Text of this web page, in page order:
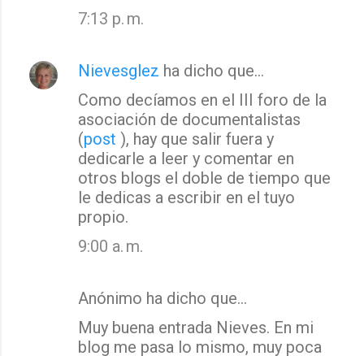
7:13 p. m.
Nievesglez ha dicho que…
Como decíamos en el III foro de la
asociación de documentalistas
(post ), hay que salir fuera y
dedicarle a leer y comentar en
otros blogs el doble de tiempo que
le dedicas a escribir en el tuyo
propio.
9:00 a. m.
Anónimo ha dicho que…
Muy buena entrada Nieves. En mi
blog me pasa lo mismo, muy poca